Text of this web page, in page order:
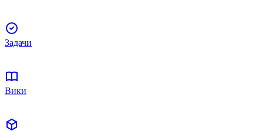
Задачи
Вики